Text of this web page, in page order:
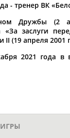
КОНТАКТЫ
- тренер ВК
Дружбы (2
«За заслуги
II (19 апреля 2001
2021 года в